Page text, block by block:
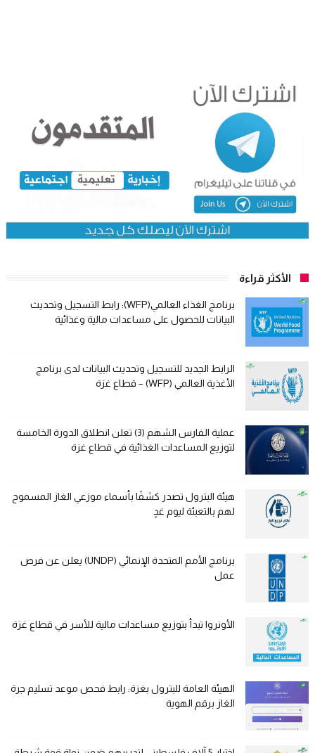
الأكثر قراءة
برنامج الغذاء العالمي(WFP): رابط التسجيل وتحديث
البيانات للحصول على مساعدات مالية وغذائية
الرابط الجديد للتسجيل وتحديث البيانات لدى برنامج
الأغذية العالمي (WFP) – قطاع غزة
عملية الفارس الشهم (3) تعلن انطلاق الدورة الخامسة
لتوزيع المساعدات الغذائية في قطاع غزة
هيئة البترول تصدر كشفًا بأسماء موزعي الغاز المسموح
لهم بالتعبئة ليوم غدٍ
برنامج الأمم المتحدة الإنمائي (UNDP) يعلن عن فرص
عمل
الأونروا تبدأ بتوزيع مساعدات مالية للأسر في قطاع غزة
الهيئة العامة للبترول بغزة: رابط فحص موعد تسليم جرة
الغاز برقم الهوية